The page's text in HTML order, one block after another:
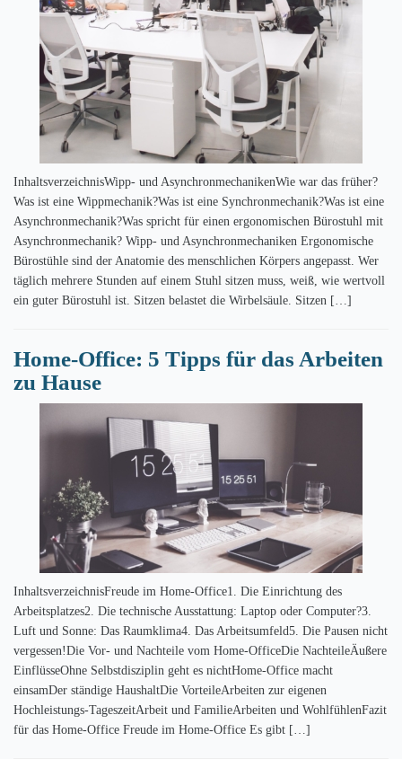
InhaltsverzeichnisWipp- und AsynchronmechanikenWie war das früher?
Was ist eine Wippmechanik?Was ist eine Synchronmechanik?Was ist eine
Asynchronmechanik?Was spricht für einen ergonomischen Bürostuhl mit
Asynchronmechanik? Wipp- und Asynchronmechaniken Ergonomische
Bürostühle sind der Anatomie des menschlichen Körpers angepasst. Wer
täglich mehrere Stunden auf einem Stuhl sitzen muss, weiß, wie wertvoll
ein guter Bürostuhl ist. Sitzen belastet die Wirbelsäule. Sitzen […]
Home-Office: 5 Tipps für das Arbeiten
zu Hause
InhaltsverzeichnisFreude im Home-Office1. Die Einrichtung des
Arbeitsplatzes2. Die technische Ausstattung: Laptop oder Computer?3.
Luft und Sonne: Das Raumklima4. Das Arbeitsumfeld5. Die Pausen nicht
vergessen!Die Vor- und Nachteile vom Home-OfficeDie NachteileÄußere
EinflüsseOhne Selbstdisziplin geht es nichtHome-Office macht
einsamDer ständige HaushaltDie VorteileArbeiten zur eigenen
Hochleistungs-TageszeitArbeit und FamilieArbeiten und WohlfühlenFazit
für das Home-Office Freude im Home-Office Es gibt […]